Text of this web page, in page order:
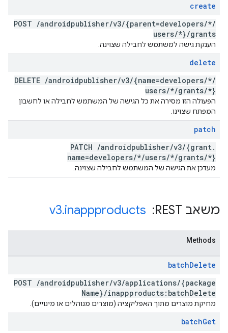
create
POST /androidpublisher/v3/{parent=developers/*/
users/*}/grants
הענקת גישה למשתמש לחבילה שצוינה.
delete
DELETE /androidpublisher/v3/{name=developers/*/
users/*/grants/*}
הפעולה הזו מסירה את כל הגישה של המשתמש לחבילה או לחשבון
המפתח שצוינו.
patch
PATCH /androidpublisher/v3/{grant.
name=developers/*/users/*/grants/*}
מעדכן את הגישה של המשתמש לחבילה שצוינה.
משאב REST: ‏ v3.inappproducts
Methods
batchDelete
POST /androidpublisher/v3/applications/{package
Name}/inappproducts:batchDelete
מחיקת מוצרים מתוך האפליקציה (מוצרים מנוהלים או מינויים).
batchGet